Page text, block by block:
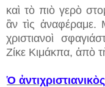
καὶ τὸ πιὸ γερὸ
ἂν τὶς ἀναφέραμε.
χριστιανοὶ
Ζίκε Κιμάκπα, ἀπὸ
Ὁ